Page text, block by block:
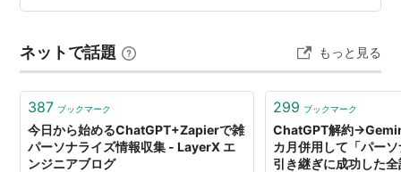
ます。 位置特定されるんですねえ。海外にいて場所をみ
よねえ。ということで使い分けしましょう。 Chat GPTで
は自分の傾向を文章にしてまとめたものを読…
ネットで話題 もっと見る
387 ブックマーク
今日から始めるChatGPT+Zapierで雑
パーソナライズ情報収集 - LayerX エ
ンジニアブログ
299 ブックマーク
ChatGPT解約
カ月併用して「パー
引き継ぎに成功した